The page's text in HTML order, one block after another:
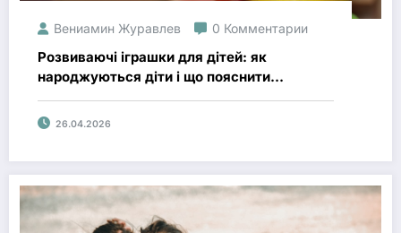
Вениамин Журавлев 0 Комментарии
Розвиваючі іграшки для дітей: як
народжуються діти і що пояснити
малюкам
26.04.2026